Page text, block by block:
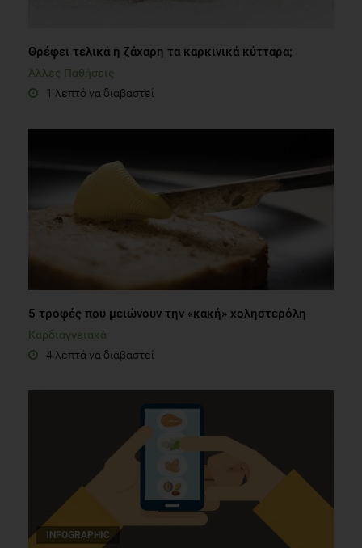
Θρέφει τελικά η ζάχαρη τα καρκινικά κύτταρα;
Άλλες Παθήσεις
1 λεπτό να διαβαστεί
5 τροφές που μειώνουν την «κακή» χοληστερόλη
Καρδιαγγειακά
4 λεπτά να διαβαστεί
INFOGRAPHIC